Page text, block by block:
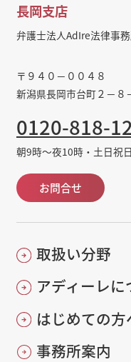
長岡支店
弁護士法人AdIre法律事
〒９４０－００４８
新潟県長岡市台町２－８
0120-818-
朝9時～夜10時・土日祝
お問合せ
取扱い分野
アディーレに
はじめての方
事務所案内